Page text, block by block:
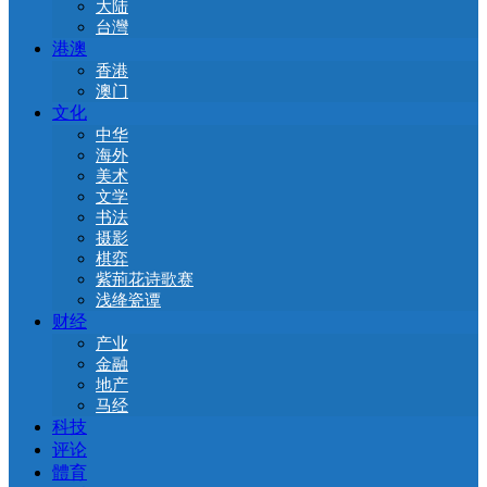
大陆
台灣
港澳
香港
澳门
文化
中华
海外
美术
文学
书法
摄影
棋弈
紫荊花诗歌赛
浅绛瓷谭
财经
产业
金融
地产
马经
科技
评论
體育